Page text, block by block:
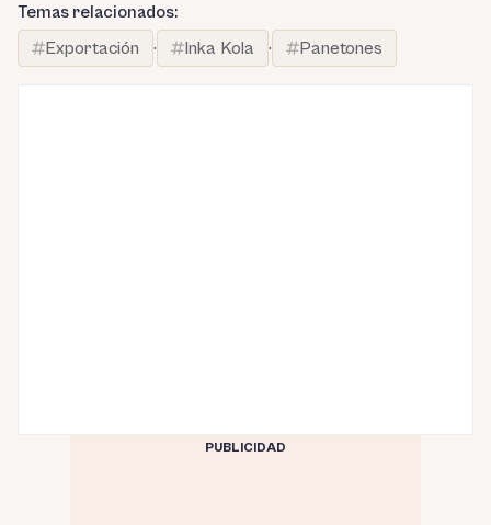
Temas relacionados:
Exportación
· Inka Kola · Panetones
PUBLICIDAD